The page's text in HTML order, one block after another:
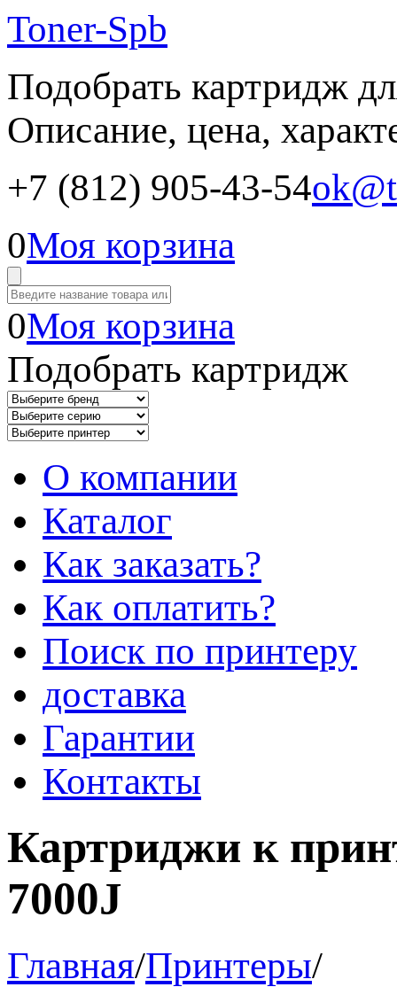
Toner-Spb
Подобрать картридж
Описание, цена,
+7 (812) 905-43-54
0Моя корзина
0Моя корзина
Подобрать картридж
О компании
Каталог
Как заказать?
Как оплатить?
Поиск по принтеру
доставка
Гарантии
Контакты
Картриджи к
7000J
Главная/Принтеры/